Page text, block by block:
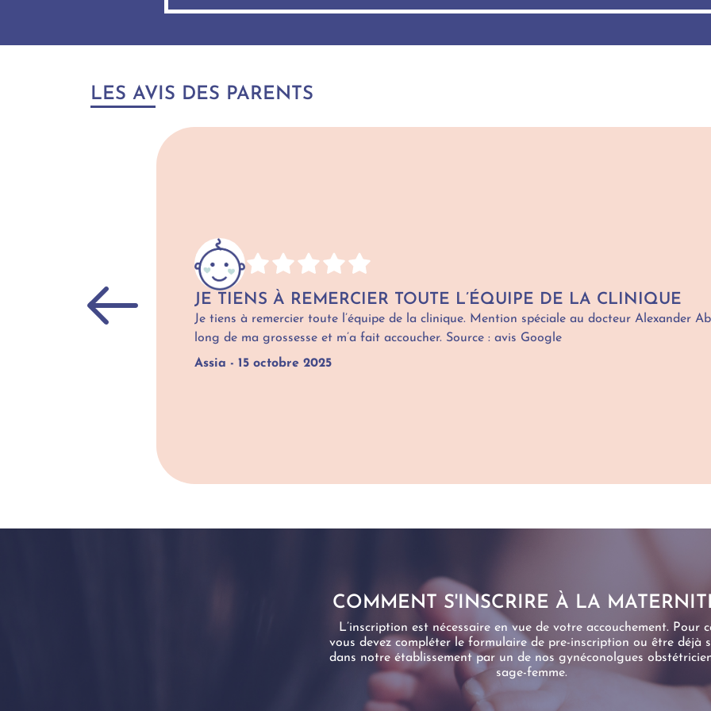
LES AVIS DES PARENTS
Précédent
JE TIENS À REMERCIER TOUTE L’ÉQUIPE DE LA CLINIQUE
Je tiens à remercier toute l’équipe de la clinique. Mention spéciale au docteur Alexander
long de ma grossesse et m’a fait accoucher. Source : avis Google
Assia - 15 octobre 2025
COMMENT S'INSCRIRE À LA
L’inscription est nécessaire en vue de votre accouchement. Pour
vous devez compléter le formulaire de pre-inscription ou être déjà
dans notre établissement par un de nos gynéconolgues
sage-femme.